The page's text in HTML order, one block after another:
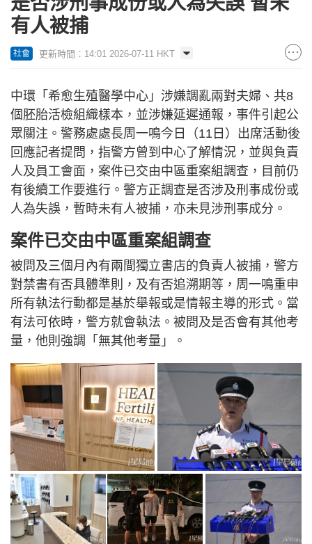
有人被捕
社會 更新時間：14:01 2026-07-11 HKT
中環「希愈生殖醫學中心」涉嫌調亂兩對夫婦、共8
個胚胎活檢組織樣本，並涉嫌延遲通報，事件引起公
眾關注。警務處處長周一鳴今日（11日）出席活動後
回應記者提問，指警方曾到中心了解情況，並與負責
人及員工會面，案件已交由中區重案組調查，目前仍
有後續工作要進行。警方正調查是否涉及刑事成份或
人為失誤，暫時未有人被捕，亦未見涉刑事成分。
案件已交由中區重案組調查
被問及三個月內有兩間獨立書店的負責人被捕，警方
對禁書有否具體準則，及有否追溯期等，周一鳴重申
所有執法行動都是基於舉報或是情報主導的形式。當
有法可依時，警方就會執法。被問及是否會有其他考
量，他則強調「無其他考量」。